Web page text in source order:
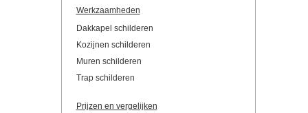
Werkzaamheden
Dakkapel schilderen
Kozijnen schilderen
Muren schilderen
Trap schilderen
Prijzen en vergelijken